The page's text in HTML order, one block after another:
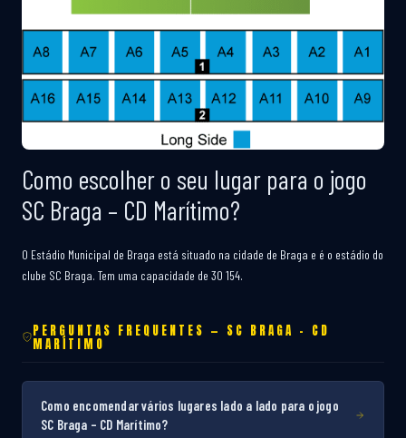
Como escolher o seu lugar para o jogo
SC Braga – CD Marítimo?
O Estádio Municipal de Braga está situado na cidade de Braga e é o estádio do
clube SC Braga. Tem uma capacidade de 30 154.
PERGUNTAS FREQUENTES — SC BRAGA – CD
MARÍTIMO
Como encomendar vários lugares lado a lado para o jogo
SC Braga – CD Marítimo?